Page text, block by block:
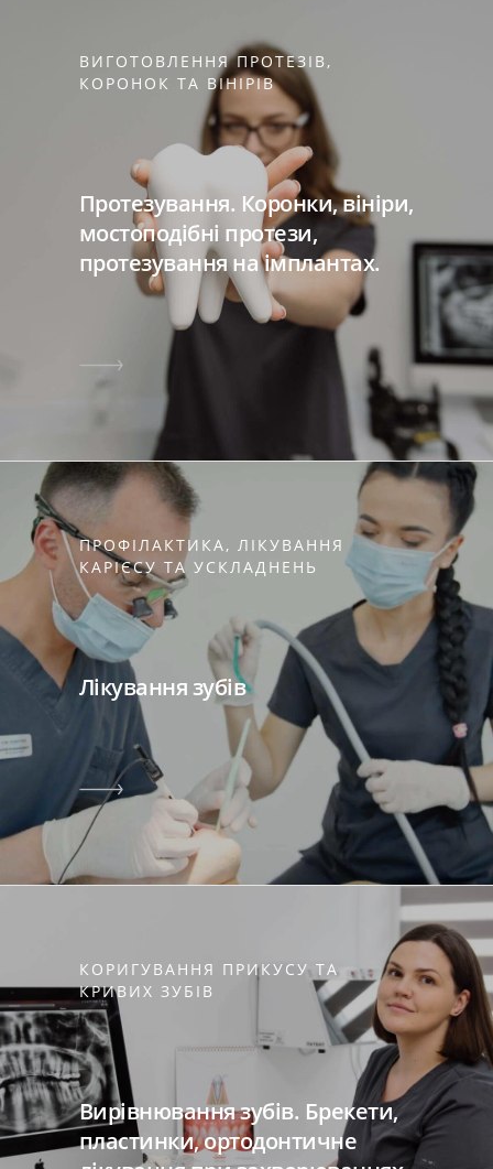
ВИГОТОВЛЕННЯ ПРОТЕЗІВ,
КОРОНОК ТА ВІНІРІВ
Протезування. Коронки, вініри,
мостоподібні протези,
протезування на імплантах.
ПРОФІЛАКТИКА, ЛІКУВАННЯ
КАРІЄСУ ТА УСКЛАДНЕНЬ
Лікування зубів
КОРИГУВАННЯ ПРИКУСУ ТА
КРИВИХ ЗУБІВ
Вирівнювання зубів. Брекети,
пластинки, ортодонтичне